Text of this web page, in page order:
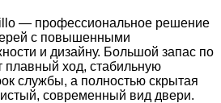
— профессиональное решение
с повышенными
и дизайну. Большой запас по
плавный ход, стабильную
службы, а полностью скрытая
современный вид двери.